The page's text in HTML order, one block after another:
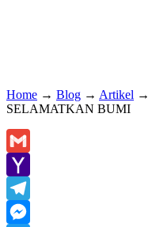
Home → Blog → Artikel →
SELAMATKAN BUMI
Gmail
Yahoo
Mail
Telegram